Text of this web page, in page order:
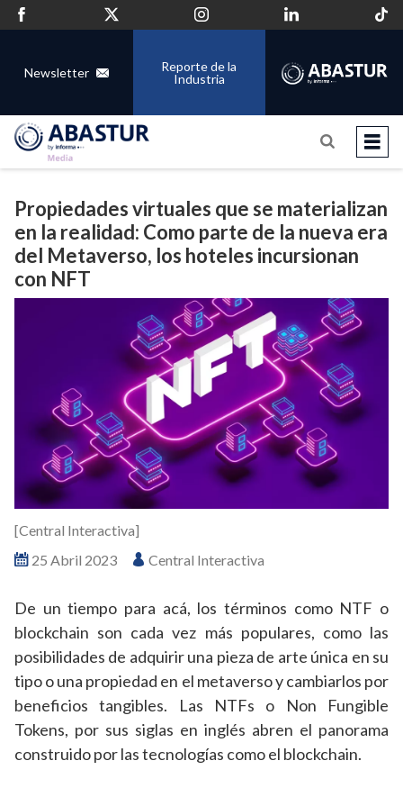
Newsletter
Reporte de la
Industria
Propiedades virtuales que se materializan
en la realidad: Como parte de la nueva era
del Metaverso, los hoteles incursionan
con NFT
25 Abril 2023 Central Interactiva
[Central Interactiva]
De un tiempo para acá, los términos como NTF o
blockchain son cada vez más populares, como las
posibilidades de adquirir una pieza de arte única en su
tipo o una propiedad en el metaverso y cambiarlos por
beneficios tangibles. Las NTFs o Non Fungible
Tokens, por sus siglas en inglés abren el panorama
construido por las tecnologías como el blockchain.